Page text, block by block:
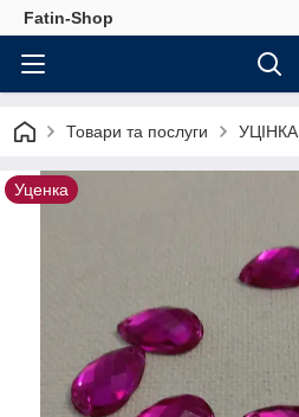
Fatin-Shop
Товари та послуги УЦІНКА
Уценка